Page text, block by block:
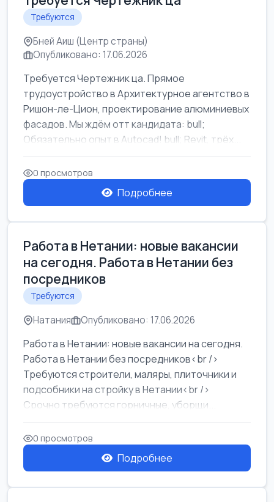
Требуются
Бней Аиш (Центр страны)
Опубликовано: 17.06.2026
Требуется Чертежник ца. Прямое
трудоустройство в Архитектурное агентство в
Ришон-ле-Цион, проектирование алюминиевых
фасадов. Мы ждём отт кандидата: bull;
Обязательно опыт в Autocad! bull; Revit, трёх...
0 просмотров
Подробнее
Работа в Нетании: новые вакансии
на сегодня. Работа в Нетании без
посредников
Требуются
Натания Опубликовано: 17.06.2026
Работа в Нетании: новые вакансии на сегодня.
Работа в Нетании без посредников<br />
Требуются строители, маляры, плиточники и
подсобники на стройку в Нетании<br />
Срочно требуются горничные, уборщи...
0 просмотров
Подробнее